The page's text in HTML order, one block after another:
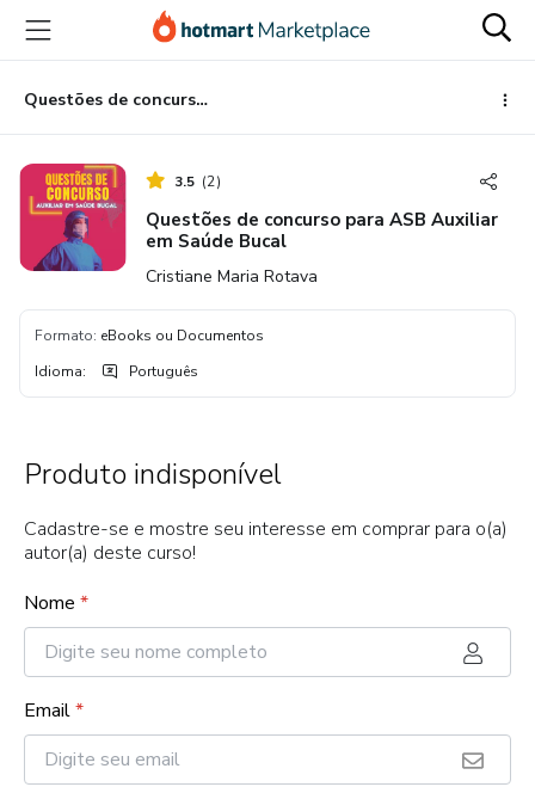
para
conteúdo
principal
para
pagamento
para
rodapé
Questões de concurso para ASB Auxiliar em Saúde Bucal
3.5 (2)
Questões de concurso para ASB Auxiliar
em Saúde Bucal
Cristiane Maria Rotava
Formato: eBooks ou Documentos
Idioma: Português
Produto indisponível
Cadastre-se e mostre seu interesse em comprar para o(a)
autor(a) deste curso!
Nome *
Email*